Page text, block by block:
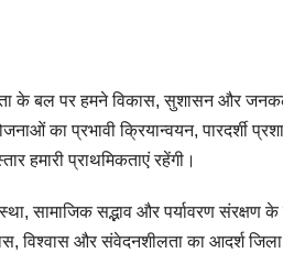
के बल पर हमने विकास, सुशासन और
का प्रभावी क्रियान्वयन, पारदर्शी
हमारी प्राथमिकताएं रहेंगी।
सामाजिक सद्भाव और पर्यावरण संरक्षण के
और संवेदनशीलता का आदर्श जिला